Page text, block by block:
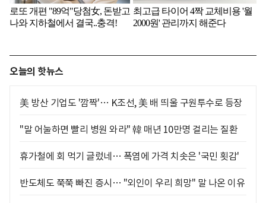
오늘의 핫뉴스
美 방산 기업도 '깜짝'… K조선, 美 배 띄울 구원투수로 등장
"말 어눌하면 빨리 병원 와라" 韓 매년 10만명 걸리는 질환
휴가철에 회 먹기 글렀네… 폭염에 가격 치솟은 '국민 횟감'
반도체도 쭉쭉 빠진 증시… "외인이 우리 희망" 말 나온 이유